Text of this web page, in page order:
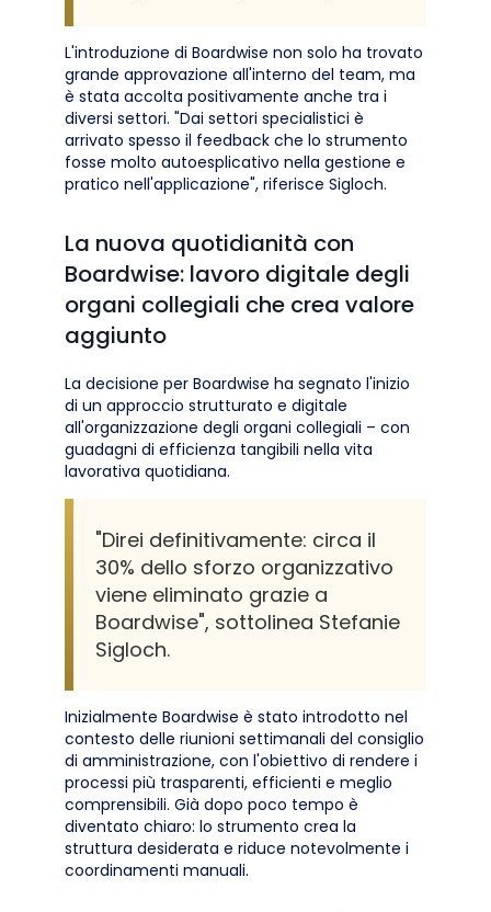
L'introduzione di Boardwise non solo ha trovato
grande approvazione all'interno del team, ma
è stata accolta positivamente anche tra i
diversi settori. "Dai settori specialistici è
arrivato spesso il feedback che lo strumento
fosse molto autoesplicativo nella gestione e
pratico nell'applicazione", riferisce Sigloch.
La nuova quotidianità con
Boardwise: lavoro digitale degli
organi collegiali che crea valore
aggiunto
La decisione per Boardwise ha segnato l'inizio
di un approccio strutturato e digitale
all'organizzazione degli organi collegiali – con
guadagni di efficienza tangibili nella vita
lavorativa quotidiana.
"Direi definitivamente: circa il
30% dello sforzo organizzativo
viene eliminato grazie a
Boardwise", sottolinea Stefanie
Sigloch.
Inizialmente Boardwise è stato introdotto nel
contesto delle riunioni settimanali del consiglio
di amministrazione, con l'obiettivo di rendere i
processi più trasparenti, efficienti e meglio
comprensibili. Già dopo poco tempo è
diventato chiaro: lo strumento crea la
struttura desiderata e riduce notevolmente i
coordinamenti manuali.